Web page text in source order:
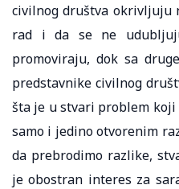
civilnog društva okrivljuju
rad i da se ne
promoviraju, dok sa
predstavnike civilnog
šta je u stvari problem koji
samo i jedino otvorenim
da prebrodimo razlike,
je obostran interes za